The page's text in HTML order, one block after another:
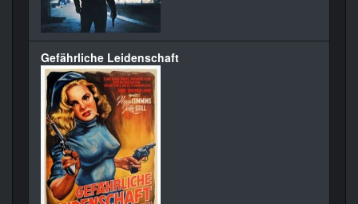
Gefährliche Leidenschaft